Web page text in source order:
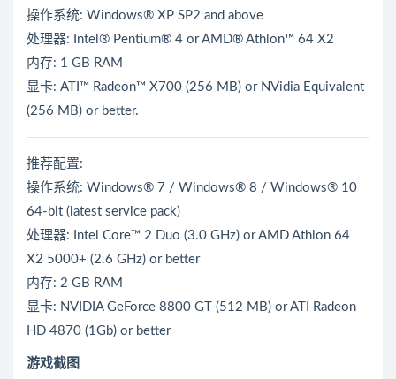
操作系统: Windows® XP SP2 and above
处理器: Intel® Pentium® 4 or AMD® Athlon™ 64 X2
内存: 1 GB RAM
显卡: ATI™ Radeon™ X700 (256 MB) or NVidia Equivalent
(256 MB) or better.
推荐配置:
操作系统: Windows® 7 / Windows® 8 / Windows® 10
64-bit (latest service pack)
处理器: Intel Core™ 2 Duo (3.0 GHz) or AMD Athlon 64
X2 5000+ (2.6 GHz) or better
内存: 2 GB RAM
显卡: NVIDIA GeForce 8800 GT (512 MB) or ATI Radeon
HD 4870 (1Gb) or better
游戏截图